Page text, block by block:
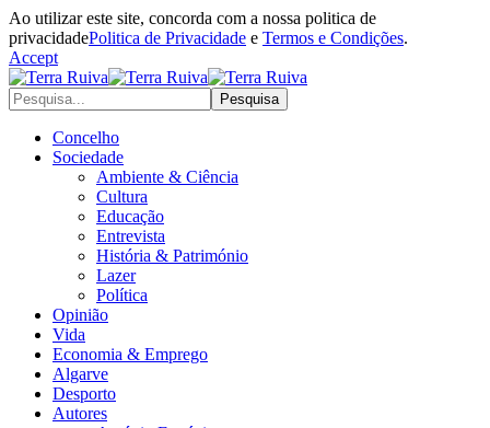
Ao utilizar este site, concorda com a nossa politica de
privacidadePolitica de Privacidade e Termos e Condições.
Accept
Concelho
Sociedade
Ambiente & Ciência
Cultura
Educação
Entrevista
História & Património
Lazer
Política
Opinião
Vida
Economia & Emprego
Algarve
Desporto
Autores